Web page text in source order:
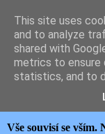
neděle 3. listopadu 2019
SOUD NAD
Vše souvisí se vším.
This site uses
and to analyze
shared with
metrics to ensure
statistics, and to